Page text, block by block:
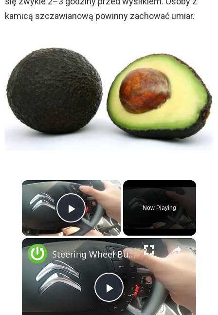
kamicą szczawianową powinny zachować umiar.
×
Play Video
Now Playing
×
P
Steering Wheel Buttons Description for Citroen C5 III ( 2007 – 2017 ) - Steering Wheel Functions